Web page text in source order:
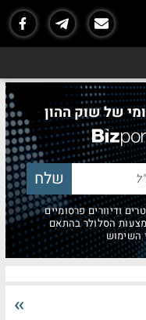
של שוק ההון
ודיוורים פרסומיים
הסלולר בהתאם